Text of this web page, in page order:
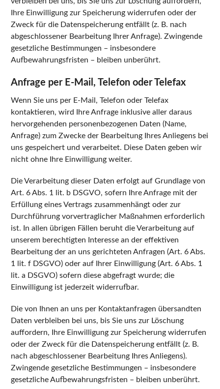
Ihre Einwilligung zur Speicherung widerrufen oder der
Zweck für die Datenspeicherung entfällt (z. B. nach
abgeschlossener Bearbeitung Ihrer Anfrage). Zwingende
gesetzliche Bestimmungen – insbesondere
Aufbewahrungsfristen – bleiben unberührt.
Anfrage per E-Mail, Telefon oder Telefax
Wenn Sie uns per E-Mail, Telefon oder Telefax
kontaktieren, wird Ihre Anfrage inklusive aller daraus
hervorgehenden personenbezogenen Daten (Name,
Anfrage) zum Zwecke der Bearbeitung Ihres Anliegens bei
uns gespeichert und verarbeitet. Diese Daten geben wir
nicht ohne Ihre Einwilligung weiter.
Die Verarbeitung dieser Daten erfolgt auf Grundlage von
Art. 6 Abs. 1 lit. b DSGVO, sofern Ihre Anfrage mit der
Erfüllung eines Vertrags zusammenhängt oder zur
Durchführung vorvertraglicher Maßnahmen erforderlich
ist. In allen übrigen Fällen beruht die Verarbeitung auf
unserem berechtigten Interesse an der effektiven
Bearbeitung der an uns gerichteten Anfragen (Art. 6 Abs.
1 lit. f DSGVO) oder auf Ihrer Einwilligung (Art. 6 Abs. 1
lit. a DSGVO) sofern diese abgefragt wurde; die
Einwilligung ist jederzeit widerrufbar.
Die von Ihnen an uns per Kontaktanfragen übersandten
Daten verbleiben bei uns, bis Sie uns zur Löschung
auffordern, Ihre Einwilligung zur Speicherung widerrufen
oder der Zweck für die Datenspeicherung entfällt (z. B.
nach abgeschlossener Bearbeitung Ihres Anliegens).
Zwingende gesetzliche Bestimmungen – insbesondere
gesetzliche Aufbewahrungsfristen – bleiben unberührt.